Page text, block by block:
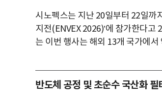
시노펙스는 지난 20일부터 22일까
지전(ENVEX 2026)’에 참가한다
는 이번 행사는 해외 13개 국가에
반도체 공정 및 초순수 국산화 필